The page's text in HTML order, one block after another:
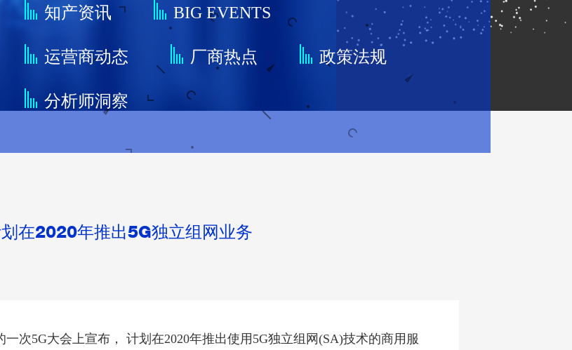
知产资讯 BIG EVENTS
运营商动态 厂商热点 政策法规
分析师洞察
在2020年推出5G独立组网业务
一次5G大会上宣布， 计划在2020年推出使用 5G独立组网(SA)技术的商用 服